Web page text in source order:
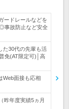
ードレールなどを
事故防止など安全
た30代の先輩も活
免(AT限定可)│高
Web面接も応相
昨年度実績5ヵ月